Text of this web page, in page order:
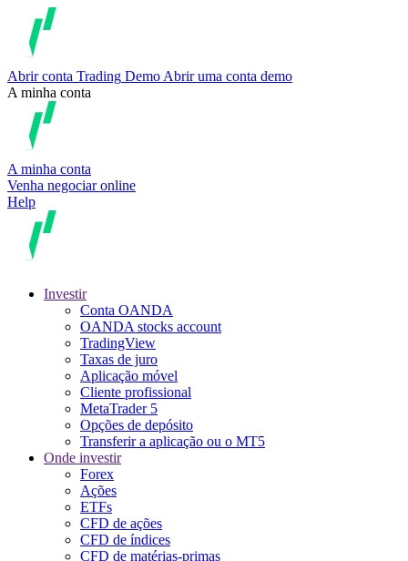
Abrir conta Trading Demo Abrir uma conta demo
A minha conta
A minha conta
Venha negociar online
Help
Investir
Conta OANDA
OANDA stocks account
TradingView
Taxas de juro
Aplicação móvel
Cliente profissional
MetaTrader 5
Opções de depósito
Transferir a aplicação ou o MT5
Onde investir
Forex
Ações
ETFs
CFD de ações
CFD de índices
CFD de matérias-primas